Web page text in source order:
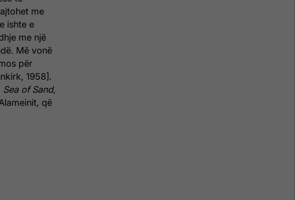
me
ishte e
me një
Më vonë
për
1958].
Sea of Sand,
që